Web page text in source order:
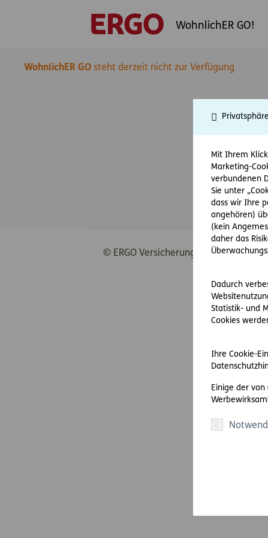
Mit Ihrem
Marketing-
verbundenen
Sie unter
dass wir Ihre
angehören)
(kein
daher das
Dadurch
Statistik- und
Cookies
Ihre Cookie-
Einige der
WohnlichER GO!
WohnlichER GO steht derzeit nicht zur Verfügung
© ERGO Versicherung